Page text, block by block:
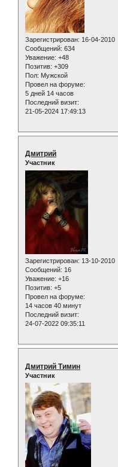
Зарегистрирован: 16-04-2010
Сообщений: 634
Уважение: +48
Позитив: +309
Пол: Мужской
Провел на форуме:
5 дней 14 часов
Последний визит:
21-05-2024 17:49:13
Дмитрий
Участник
Зарегистрирован: 13-10-2010
Сообщений: 16
Уважение: +16
Позитив: +5
Провел на форуме:
14 часов 40 минут
Последний визит:
24-07-2022 09:35:11
Дмитрий Тимин
Участник